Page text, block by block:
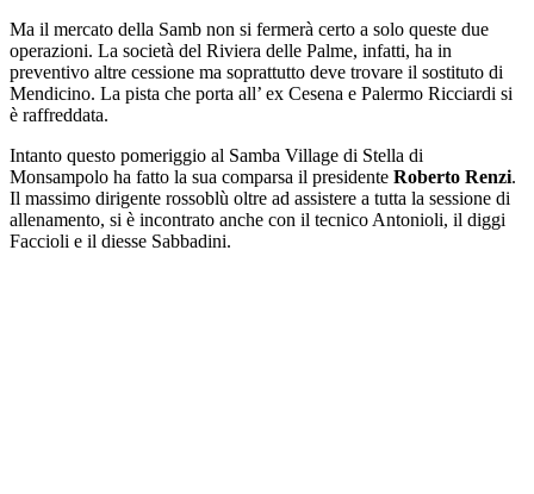
Ma il mercato della Samb non si fermerà certo a solo queste due
operazioni. La società del Riviera delle Palme, infatti, ha in
preventivo altre cessione ma soprattutto deve trovare il sostituto di
Mendicino. La pista che porta all’ ex Cesena e Palermo Ricciardi si
è raffreddata.
Intanto questo pomeriggio al Samba Village di Stella di
Monsampolo ha fatto la sua comparsa il presidente Roberto Renzi.
Il massimo dirigente rossoblù oltre ad assistere a tutta la sessione di
allenamento, si è incontrato anche con il tecnico Antonioli, il diggi
Faccioli e il diesse Sabbadini.